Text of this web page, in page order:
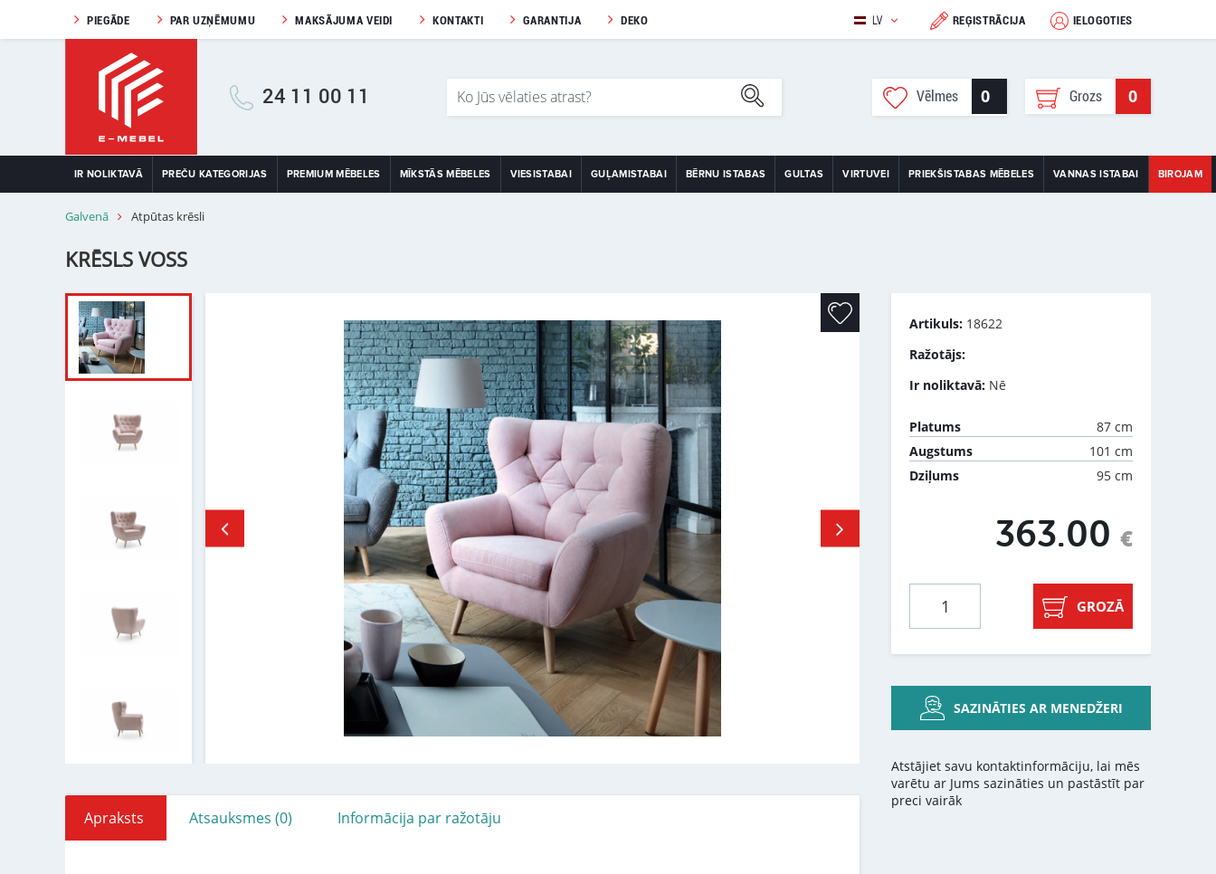
PIEGĀDE PAR UZŅĒMUMU MAKSĀJUMA VEIDI KONTAKTI GARANTIJA DEKO LV REĢISTRĀCIJA IELOGOTIES
24 11 00 11 Vēlmes 0 Grozs 0
IR NOLIKTAVĀ PREČU KATEGORIJAS PREMIUM MĒBELES MĪKSTĀS MĒBELES VIESISTABAI GUĻAMISTABAI BĒRNU ISTABAS GULTAS VIRTUVEI PRIEKŠISTABAS MĒBELES VANNAS ISTABAI BIROJAM
Galvenā Atpūtas krēsli
KRĒSLS VOSS
Artikuls: 18622
Ražotājs:
Ir noliktavā: Nē
Platums
87 cm
Augstums
101 cm
Dziļums
95 cm
363.00 €
GROZĀ
SAZINĀTIES AR MENEDŽERI
Atstājiet savu kontaktinformāciju, lai mēs
varētu ar Jums sazināties un pastāstīt par
preci vairāk
Apraksts Atsauksmes (0) Informācija par ražotāju